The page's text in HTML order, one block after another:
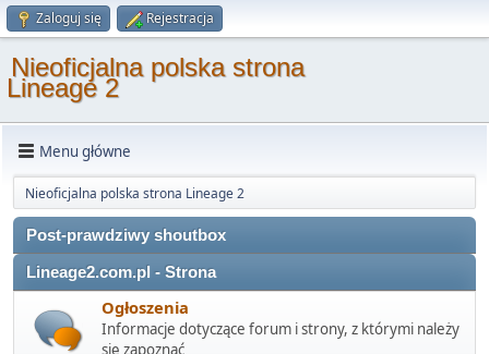
Zaloguj się Rejestracja
Nieoficjalna polska strona
Lineage 2
Menu główne
Nieoficjalna polska strona Lineage 2
Post-prawdziwy shoutbox
Lineage2.com.pl - Strona
Ogłoszenia
Informacje dotyczące forum i strony, z którymi należy
się zapoznać